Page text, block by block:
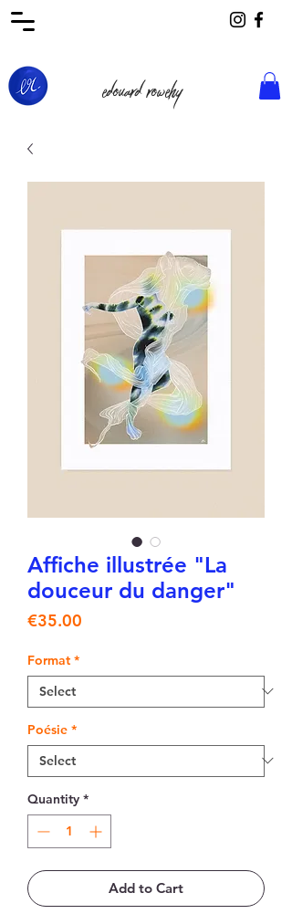
edouard rowehy
Affiche illustrée "La
douceur du danger"
€35.00
Format *
Poésie *
Quantity *
Add to Cart